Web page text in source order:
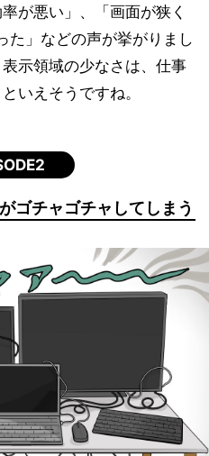
が悪い」、「画面が狭く
た」などの声が挙がりまし
示領域の少なさは、仕事
いえそうですね。
ゴチャゴチャしてしまう